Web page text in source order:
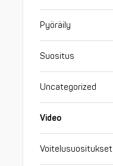
Pyöräily
Suositus
Uncategorized
Video
Voitelusuositukset